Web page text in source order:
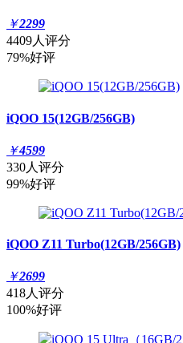
￥2299
4409人评分
79%好评
iQOO 15(12GB/256GB)
￥4599
330人评分
99%好评
iQOO Z11 Turbo(12GB/256GB)
￥2699
418人评分
100%好评